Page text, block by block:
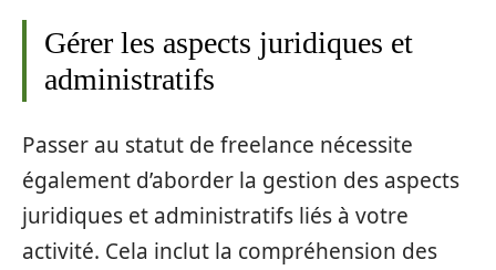
Gérer les aspects juridiques et
administratifs
Passer au statut de freelance nécessite
également d’aborder la gestion des aspects
juridiques et administratifs liés à votre
activité. Cela inclut la compréhension des